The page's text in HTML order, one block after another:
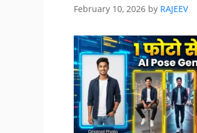
February 10, 2026 by RAJEEV